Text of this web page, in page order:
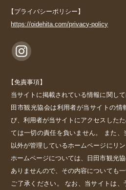
【プライバシーポリシー】
https://oidehita.com/privacy-policy
【免責事項】
当サイトに掲載されている情報に関し
田市観光協会は利用者が当サイトの情
び、利用者が当サイトにアクセスした
ては一切の責任を負いません。 また
以外が管理しているホームページにリ
ホームページについては、日田市観光
ありませんので、その内容についても
ご了承ください。 なお、当サイトは